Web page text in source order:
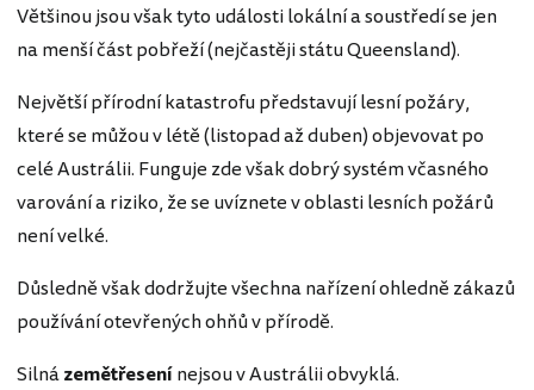
Většinou jsou však tyto události lokální a soustředí se jen
na menší část pobřeží (nejčastěji státu Queensland).
Největší přírodní katastrofu představují lesní požáry,
které se můžou v létě (listopad až duben) objevovat po
celé Austrálii. Funguje zde však dobrý systém včasného
varování a riziko, že se uvíznete v oblasti lesních požárů
není velké.
Důsledně však dodržujte všechna nařízení ohledně zákazů
používání otevřených ohňů v přírodě.
Silnázemětřesenínejsou v Austrálii obvyklá.